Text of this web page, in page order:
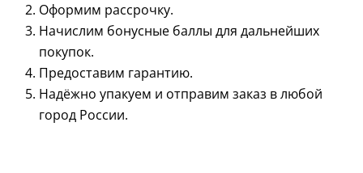
Оформим рассрочку.
Начислим бонусные баллы для дальнейших
покупок.
Предоставим гарантию.
Надёжно упакуем и отправим заказ в любой
город России.